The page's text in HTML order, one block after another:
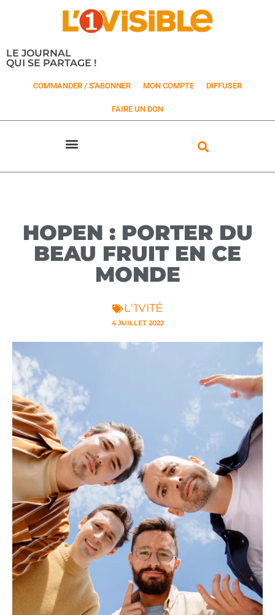
LE JOURNAL
QUI SE PARTAGE !
COMMANDER / S'ABONNER MON COMPTE DIFFUSER
FAIRE UN DON
HOPEN : PORTER DU
BEAU FRUIT EN CE
MONDE
L'1VITÉ
4 JUILLET 2022